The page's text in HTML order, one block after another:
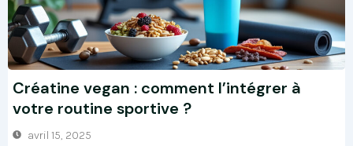
Créatine vegan : comment l’intégrer à
votre routine sportive ?
avril 15, 2025